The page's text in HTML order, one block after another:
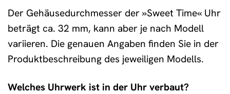
Der Gehäusedurchmesser der »Sweet Time« Uhr
beträgt ca. 32 mm, kann aber je nach Modell
variieren. Die genauen Angaben finden Sie in der
Produktbeschreibung des jeweiligen Modells.
Welches Uhrwerk ist in der Uhr verbaut?